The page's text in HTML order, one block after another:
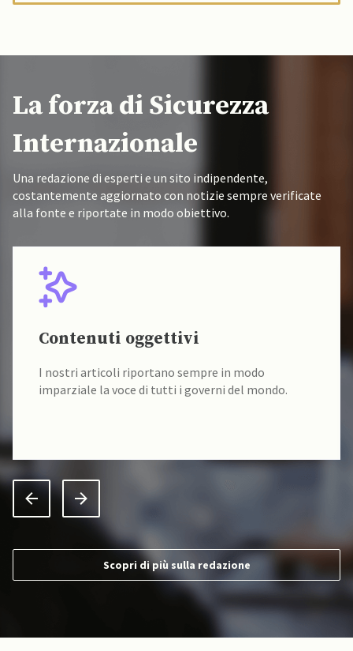
La forza di Sicurezza
Internazionale
Una redazione di esperti e un sito indipendente,
costantemente aggiornato con notizie sempre verificate
alla fonte e riportate in modo obiettivo.
Contenuti oggettivi
I nostri articoli riportano sempre in modo
imparziale la voce di tutti i governi del mondo.
Scopri di più sulla redazione